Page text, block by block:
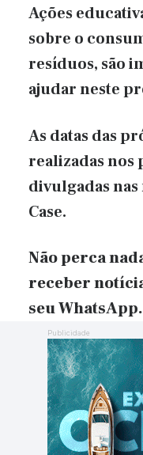
Ações
sobre o
resíduos, são
ajudar neste
As datas das
realizadas nos
divulgadas nas
Case.
Não perca
receber
seu WhatsApp.
Publicidade